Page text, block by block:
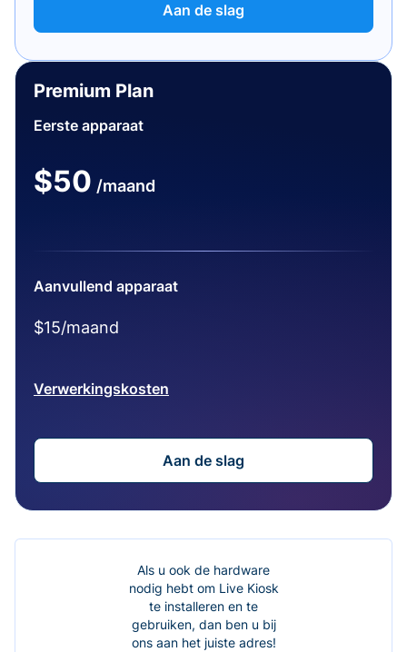
Aan de slag
Premium Plan
Eerste apparaat
$50 /maand
Aanvullend apparaat
$15/maand
Verwerkingskosten
Aan de slag
Als u ook de hardware
nodig hebt om Live Kiosk
te installeren en te
gebruiken, dan ben u bij
ons aan het juiste adres!